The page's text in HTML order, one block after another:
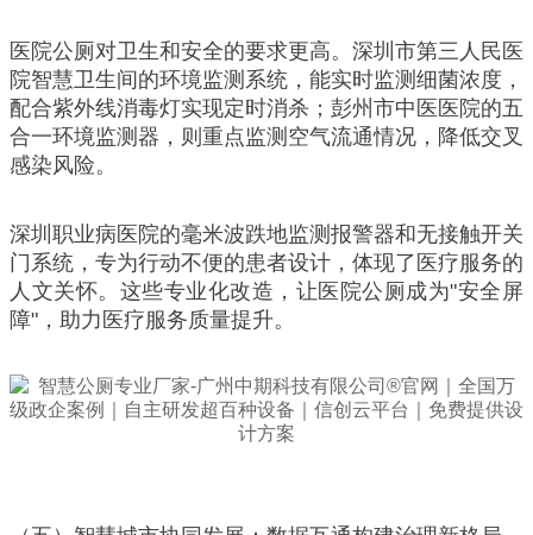
医院公厕对卫生和安全的要求更高。深圳市第三人民医
院智慧卫生间的环境监测系统，能实时监测细菌浓度，
配合紫外线消毒灯实现定时消杀；彭州市中医医院的五
合一环境监测器，则重点监测空气流通情况，降低交叉
感染风险。
深圳职业病医院的毫米波跌地监测报警器和无接触开关
门系统，专为行动不便的患者设计，体现了医疗服务的
人文关怀。这些专业化改造，让医院公厕成为"安全屏
障"，助力医疗服务质量提升。